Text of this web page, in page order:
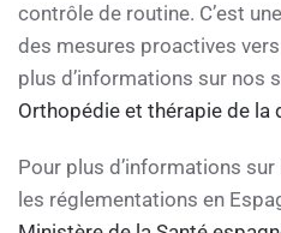
contrôle de routine. C’est
des mesures proactives
plus d’informations sur nos
Orthopédie et thérapie de la
Pour plus d’informations
les réglementations en